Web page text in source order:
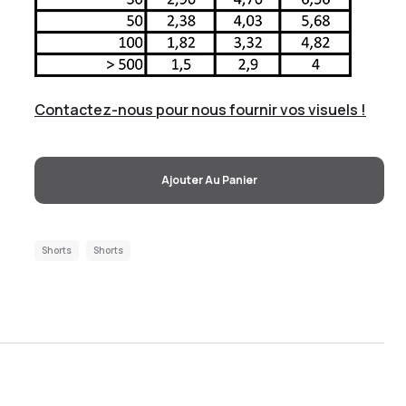
Contactez-nous pour nous fournir vos visuels !
Ajouter Au Panier
Shorts Shorts